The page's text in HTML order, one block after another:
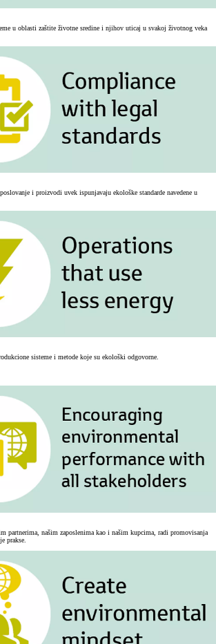
u oblasti zaštite životne sredine i njihov uticaj u svakoj životnog veka
i proizvodi uvek ispunjavaju ekološke standarde navedene u
sisteme i metode koje su ekološki odgovorne.
partnerima, našim zaposlenima kao i našim kupcima, radi promovisanja
prakse.